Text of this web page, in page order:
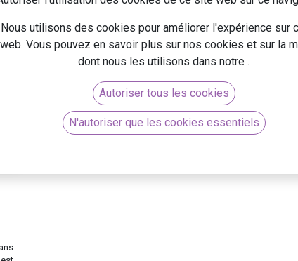
Géo Intelligence
13 juin 2018
0 3367
Nous utilisons des cookies pour améliorer l'expérience sur
web. Vous pouvez en savoir plus sur nos cookies et sur la
dont nous les utilisons dans notre .
Autoriser tous les cookies
N'autoriser que les cookies essentiels